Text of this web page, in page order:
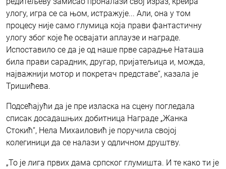
улогу, игра се са њом, истражује... Али, она у том
процесу није само глумица која прави фантастичну
улогу због које ће освајати аплаузе и нагрaде.
Испоставило се да је од наше прве сарадње Наташа
била прави сарадник, другар, пријатељица и, можда,
најважнији мотор и покретач представе“, казала је
Тришићева.
Подсећајући да је пре изласка на сцену погледала
списак досадашњих добитница Награде „Жанка
Стокић“, Нела Михаиловић је поручила својој
колегиници да се налази у одличном друштву.
„То је лига првих дама српског глумишта. И те како ти је